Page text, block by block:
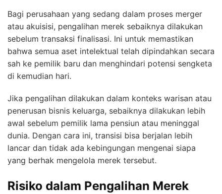
Bagi perusahaan yang sedang dalam proses merger
atau akuisisi, pengalihan merek sebaiknya dilakukan
sebelum transaksi finalisasi. Ini untuk memastikan
bahwa semua aset intelektual telah dipindahkan secara
sah ke pemilik baru dan menghindari potensi sengketa
di kemudian hari.
Jika pengalihan dilakukan dalam konteks warisan atau
penerusan bisnis keluarga, sebaiknya dilakukan lebih
awal sebelum pemilik lama pensiun atau meninggal
dunia. Dengan cara ini, transisi bisa berjalan lebih
lancar dan tidak ada kebingungan mengenai siapa
yang berhak mengelola merek tersebut.
Risiko dalam Pengalihan Merek